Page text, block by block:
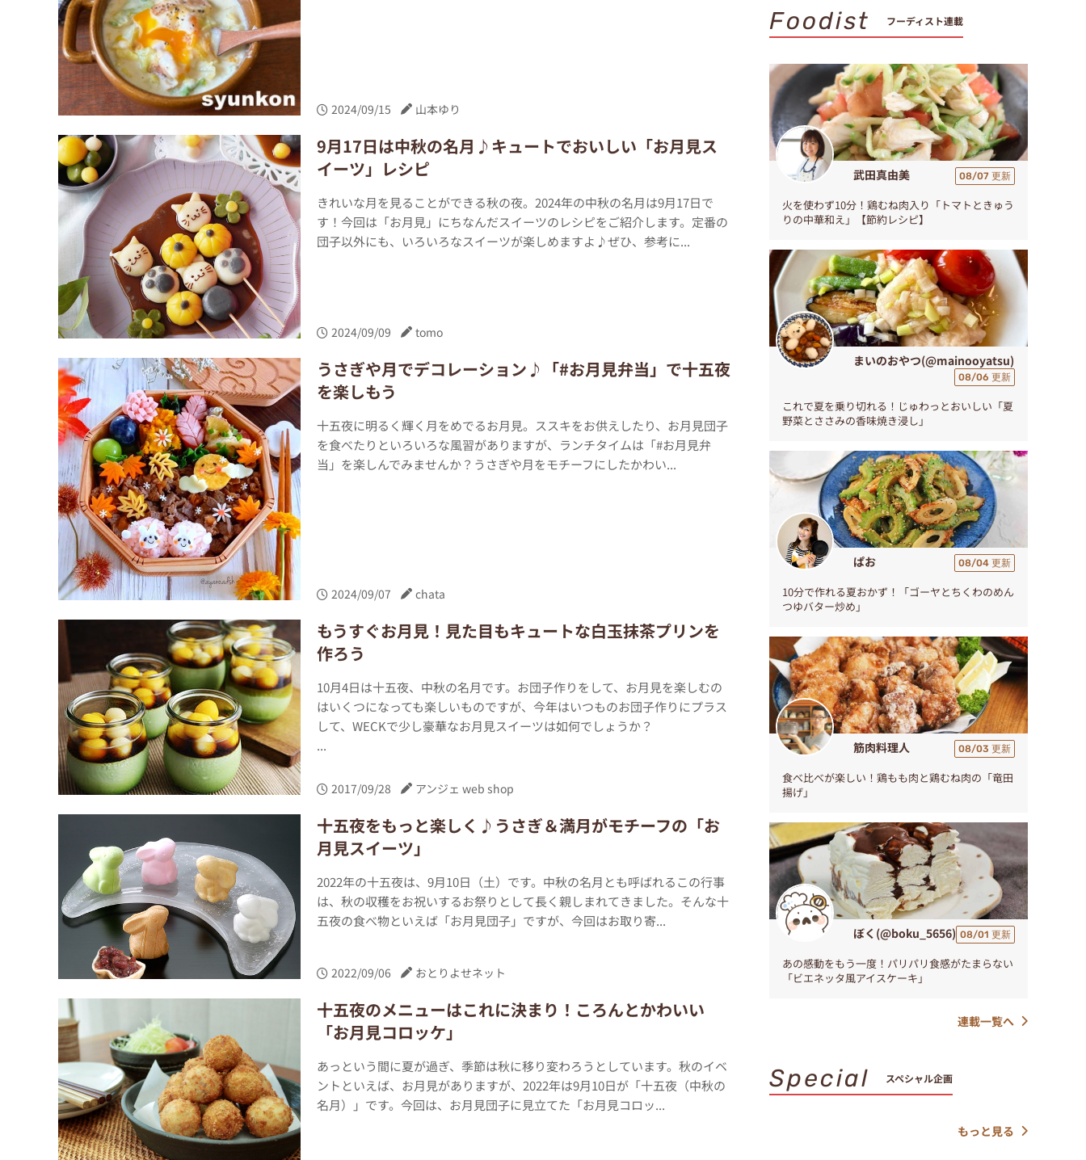
2024/09/15 山本ゆり
9月17日は中秋の名月♪キュートでおいしい「お月見ス
イーツ」レシピ
きれいな月を見ることができる秋の夜。2024年の中秋の名月は9月17日で
す！今回は「お月見」にちなんだスイーツのレシピをご紹介します。定番の
団子以外にも、いろいろなスイーツが楽しめますよ♪ぜひ、参考に...
2024/09/09 tomo
うさぎや月でデコレーション♪「#お月見弁当」で十五夜
を楽しもう
十五夜に明るく輝く月をめでるお月見。ススキをお供えしたり、お月見団子
を食べたりといろいろな風習がありますが、ランチタイムは「#お月見弁
当」を楽しんでみませんか？うさぎや月をモチーフにしたかわい...
2024/09/07 chata
もうすぐお月見！見た目もキュートな白玉抹茶プリンを
作ろう
10月4日は十五夜、中秋の名月です。お団子作りをして、お月見を楽しむの
はいくつになっても楽しいものですが、今年はいつものお団子作りにプラス
して、WECKで少し豪華なお月見スイーツは如何でしょうか？
...
2017/09/28 アンジェ web shop
十五夜をもっと楽しく♪うさぎ＆満月がモチーフの「お
月見スイーツ」
2022年の十五夜は、9月10日（土）です。中秋の名月とも呼ばれるこの行事
は、秋の収穫をお祝いするお祭りとして長く親しまれてきました。そんな十
五夜の食べ物といえば「お月見団子」ですが、今回はお取り寄...
2022/09/06 おとりよせネット
十五夜のメニューはこれに決まり！ころんとかわいい
「お月見コロッケ」
あっという間に夏が過ぎ、季節は秋に移り変わろうとしています。秋のイベ
ントといえば、お月見がありますが、2022年は9月10日が「十五夜（中秋の
名月）」です。今回は、お月見団子に見立てた「お月見コロッ...
Foodist フーディスト連載
武田真由美 08/07 更新
火を使わず10分！鶏むね肉入り「トマトときゅう
りの中華和え」【節約レシピ】
まいのおやつ(@mainooyatsu)
08/06 更新
これで夏を乗り切れる！じゅわっとおいしい「夏
野菜とささみの香味焼き浸し」
ぱお 08/04 更新
10分で作れる夏おかず！「ゴーヤとちくわのめん
つゆバター炒め」
筋肉料理人 08/03 更新
食べ比べが楽しい！鶏もも肉と鶏むね肉の「竜田
揚げ」
ぼく(@boku_5656) 08/01 更新
あの感動をもう一度！パリパリ食感がたまらない
「ビエネッタ風アイスケーキ」
連載一覧へ
Special スペシャル企画
もっと見る